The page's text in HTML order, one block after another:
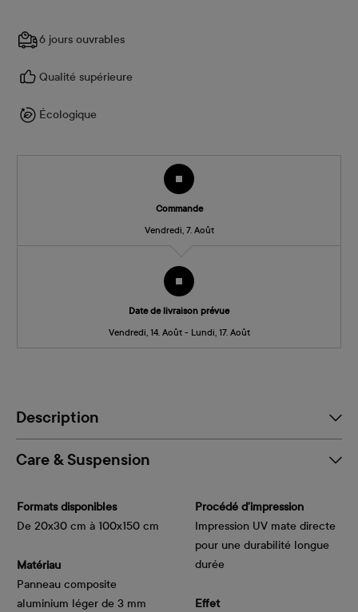
6 jours ouvrables
Qualité supérieure
Écologique
Commande
Vendredi, 7. Août
Date de livraison prévue
Vendredi, 14. Août - Lundi, 17. Août
Description
Care & Suspension
Formats disponibles
De 20x30 cm à 100x150 cm
Matériau
Panneau composite
aluminium léger de 3 mm
Procédé d’impression
Impression UV mate directe
pour une durabilité longue
durée
Effet